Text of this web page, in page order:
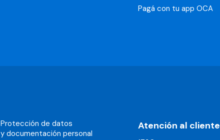
Pagá con tu app OCA
Protección de datos
y documentación personal
Atención al cliente